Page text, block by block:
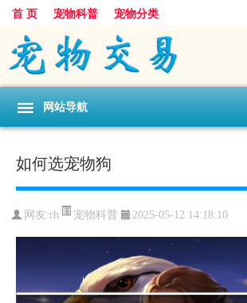
首 页 宠物科普 宠物分类
网站导航
如何选宠物狗
网友:rh 宠物科普 2025-05-12 14:18:10